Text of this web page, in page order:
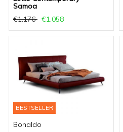
Samoa
€1.176
€1.058
BESTSELLER
Bonaldo